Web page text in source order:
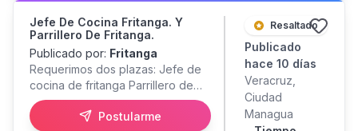
desarrollo del equipo. Este rol es
fundamental para garantizar la
rentabilidad, el cumplimiento de
procesos corporativos y la
experiencia de hospitalidad
italiana que define la marca.
Jefe De Cocina Fritanga. Y
Parrillero De Fritanga.
Publicado por: Fritanga
Requerimos dos plazas: Jefe de
cocina de fritanga Parrillero de
fritanga Ofrecemos transfer
desde el local km. 13 carretera
Postularme
Resaltado
Publicado
hace 10 días
Veracruz,
Ciudad
Managua